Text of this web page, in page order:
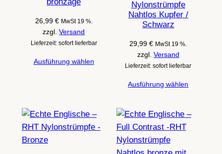
26,99 € MwSt 19 %.
zzgl.Versand
Lieferzeit: sofort lieferbar
Ausführung wählen
Nylonstrümpfe
Nahtlos Kupfer /
Schwarz
29,99€ MwSt 19 %.
zzgl. Versand
Lieferzeit: sofort lieferbar
Ausführung wählen